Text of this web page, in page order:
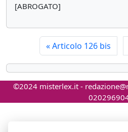
[ABROGATO]
«Articolo 126 bis
©2024 misterlex.it -